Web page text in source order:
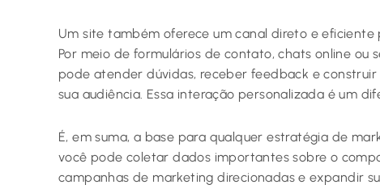
Um site também oferece um canal direto e eficiente
Por meio de formulários de contato, chats online ou
pode atender dúvidas, receber feedback e
sua audiência. Essa interação personalizada é um
É, em suma, a base para qualquer estratégia de
você pode coletar dados importantes sobre o
campanhas de marketing direcionadas e expandir